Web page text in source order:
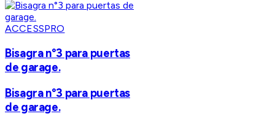
ACCESSPRO
Bisagra n°3 para puertas
de garage.
Bisagra n°3 para puertas
de garage.